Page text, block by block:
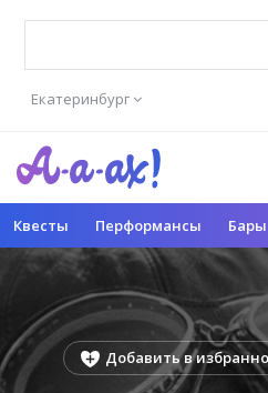
Екатеринбург
Квесты Перформансы Бары
Добавить в